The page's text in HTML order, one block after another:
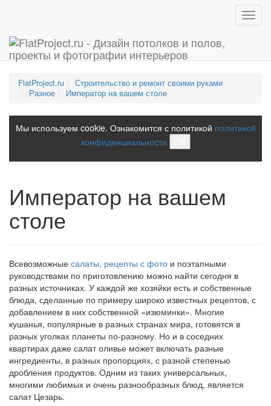
FlatProject.ru
Строительство и ремонт своими руками
Разное
Император на вашем столе
Мы используем cookie. Ознакомится с политикой политикой
конфиденциальности
Император на вашем
столе
Всевозможные салаты, рецепты с фото и поэтапными
руководствами по приготовлению можно найти сегодня в
разных источниках. У каждой же хозяйки есть и собственные
блюда, сделанные по примеру широко известных рецептов, с
добавлением в них собственной «изюминки». Многие
кушанья, популярные в разных странах мира, готовятся в
разных уголках планеты по-разному. Но и в соседних
квартирах даже салат оливье может включать разные
ингредиенты, в разных пропорциях, с разной степенью
дробления продуктов. Одним из таких универсальных,
многими любимых и очень разнообразных блюд, является
салат Цезарь.